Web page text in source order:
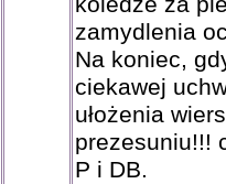
zamydlenia
Na koniec,
ciekawej
ułożenia
prezesuniu!!!
P i DB.